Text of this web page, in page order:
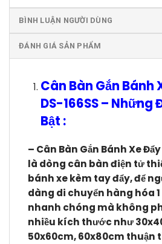
BÌNH LUẬN NGƯỜI DÙNG
ĐÁNH GIÁ SẢN PHẨM
Cân Bàn Gắn Bánh
DS-166SS– Những
Bật :
– Cân Bàn Gắn Bánh Xe
là dòng cân bàn điện tử
bánh xe kèm tay đẩy, để
dàng di chuyển hàng hóa
nhanh chóng mà không
nhiều kích thước như
50x60cm, 60x80cm thuận